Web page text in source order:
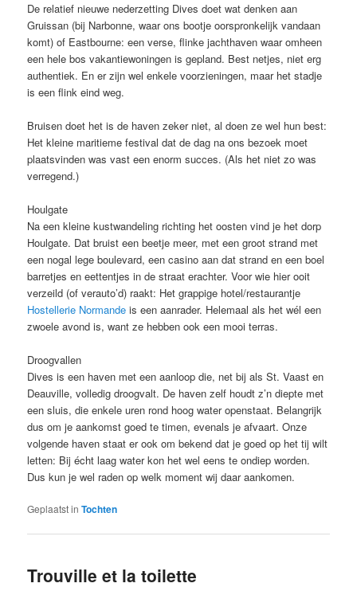
De relatief nieuwe nederzetting Dives doet wat denken aan
Gruissan (bij Narbonne, waar ons bootje oorspronkelijk vandaan
komt) of Eastbourne: een verse, flinke jachthaven waar omheen
een hele bos vakantiewoningen is gepland. Best netjes, niet erg
authentiek. En er zijn wel enkele voorzieningen, maar het stadje
is een flink eind weg.
Bruisen doet het is de haven zeker niet, al doen ze wel hun best:
Het kleine maritieme festival dat de dag na ons bezoek moet
plaatsvinden was vast een enorm succes. (Als het niet zo was
verregend.)
Houlgate
Na een kleine kustwandeling richting het oosten vind je het dorp
Houlgate. Dat bruist een beetje meer, met een groot strand met
een nogal lege boulevard, een casino aan dat strand en een boel
barretjes en eettentjes in de straat erachter. Voor wie hier ooit
verzeild (of verauto’d) raakt: Het grappige hotel/restaurantje
Hostellerie Normande is een aanrader. Helemaal als het wél een
zwoele avond is, want ze hebben ook een mooi terras.
Droogvallen
Dives is een haven met een aanloop die, net bij als St. Vaast en
Deauville, volledig droogvalt. De haven zelf houdt z’n diepte met
een sluis, die enkele uren rond hoog water openstaat. Belangrijk
dus om je aankomst goed te timen, evenals je afvaart. Onze
volgende haven staat er ook om bekend dat je goed op het tij wilt
letten: Bij écht laag water kon het wel eens te ondiep worden.
Dus kun je wel raden op welk moment wij daar aankomen.
Geplaatst in Tochten
Trouville et la toilette